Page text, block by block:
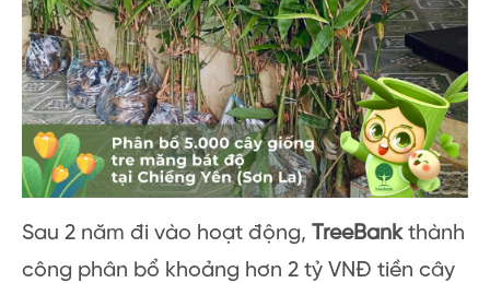
Sau 2 năm đi vào hoạt động, TreeBankthành
công phân bổ khoảng hơn 2 tỷ VNĐ tiền cây